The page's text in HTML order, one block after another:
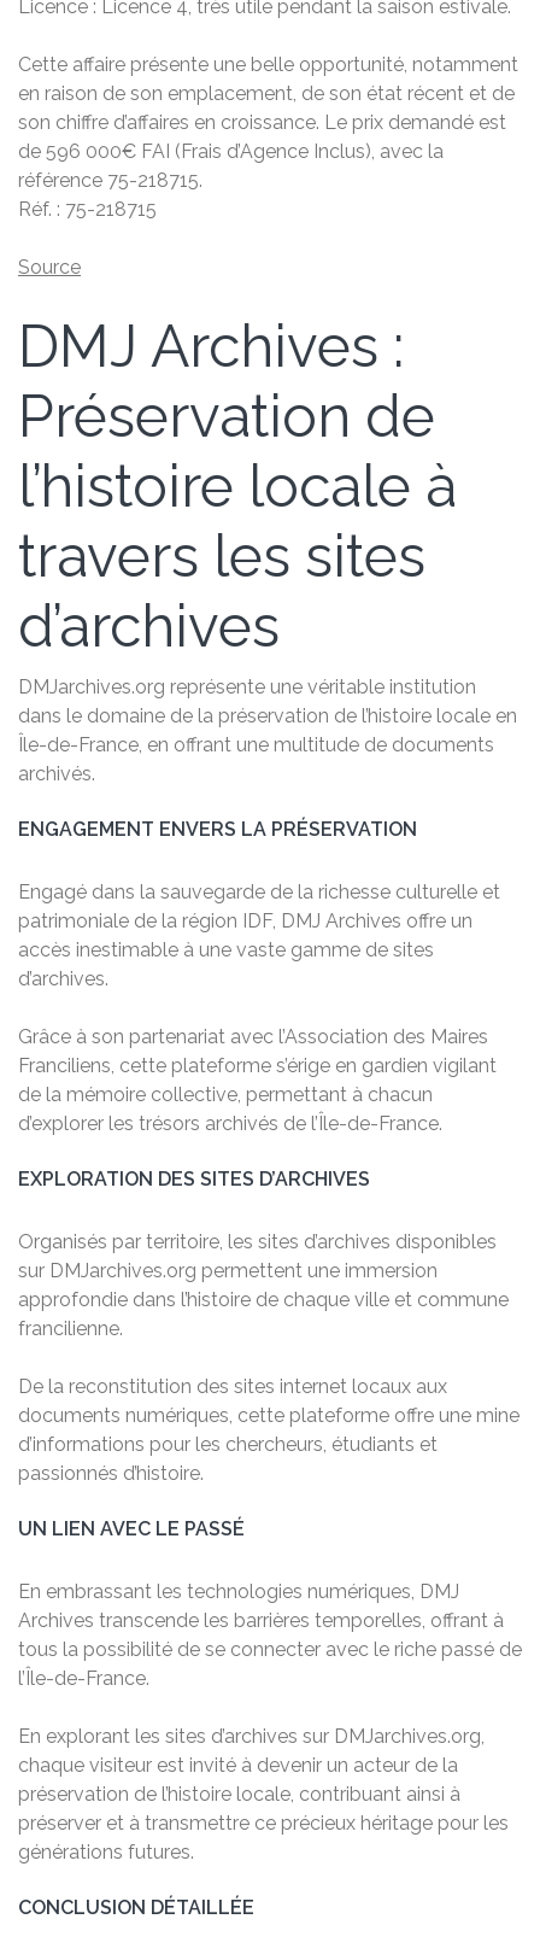
Licence : Licence 4, très utile pendant la saison estivale.
Cette affaire présente une belle opportunité, notamment
en raison de son emplacement, de son état récent et de
son chiffre d’affaires en croissance. Le prix demandé est
de 596 000€ FAI (Frais d’Agence Inclus), avec la
référence 75-218715.
Réf. : 75-218715
Source
DMJ Archives :
Préservation de
l’histoire locale à
travers les sites
d’archives
DMJarchives.org représente une véritable institution
dans le domaine de la préservation de l’histoire locale en
Île-de-France, en offrant une multitude de documents
archivés.
ENGAGEMENT ENVERS LA PRÉSERVATION
Engagé dans la sauvegarde de la richesse culturelle et
patrimoniale de la région IDF, DMJ Archives offre un
accès inestimable à une vaste gamme de sites
d’archives.
Grâce à son partenariat avec l’Association des Maires
Franciliens, cette plateforme s’érige en gardien vigilant
de la mémoire collective, permettant à chacun
d’explorer les trésors archivés de l’Île-de-France.
EXPLORATION DES SITES D’ARCHIVES
Organisés par territoire, les sites d’archives disponibles
sur DMJarchives.org permettent une immersion
approfondie dans l’histoire de chaque ville et commune
francilienne.
De la reconstitution des sites internet locaux aux
documents numériques, cette plateforme offre une mine
d’informations pour les chercheurs, étudiants et
passionnés d’histoire.
UN LIEN AVEC LE PASSÉ
En embrassant les technologies numériques, DMJ
Archives transcende les barrières temporelles, offrant à
tous la possibilité de se connecter avec le riche passé de
l’Île-de-France.
En explorant les sites d’archives sur DMJarchives.org,
chaque visiteur est invité à devenir un acteur de la
préservation de l’histoire locale, contribuant ainsi à
préserver et à transmettre ce précieux héritage pour les
générations futures.
CONCLUSION DÉTAILLÉE